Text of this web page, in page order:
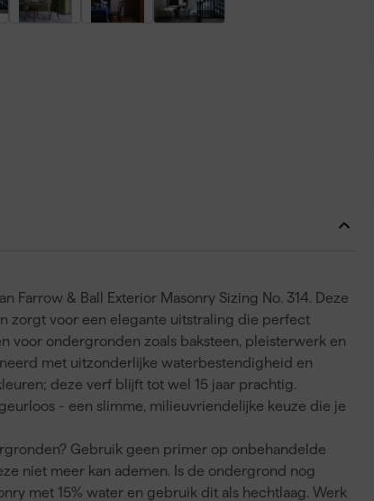
Farrow & Ball Exterior Masonry Sizing No. 314. Deze
zorgt voor een elegante uitstraling die perfect
voor ondergronden zoals baksteen, pleisterwerk en
met uitzonderlijke waterbestendigheid en
deze verf blijft tot wel 15 jaar prachtig.
- een slimme, milieuvriendelijke keuze die je
Gebruik geen primer op onbehandelde
niet meer kan ademen. Is de ondergrond nog
met 15% water en gebruik dit als hechtlaag. Werk